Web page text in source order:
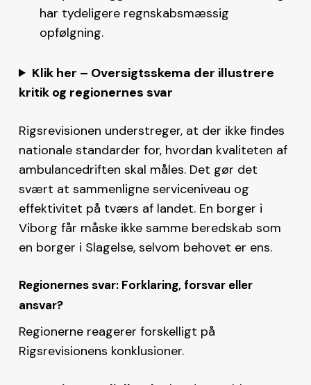
har tydeligere regnskabsmæssig
opfølgning.
Klik her – Oversigtsskema der illustrere
kritik og regionernes svar
Rigsrevisionen understreger, at der ikke findes
nationale standarder for, hvordan kvaliteten af
ambulancedriften skal måles. Det gør det
svært at sammenligne serviceniveau og
effektivitet på tværs af landet. En borger i
Viborg får måske ikke samme beredskab som
en borger i Slagelse, selvom behovet er ens.
Regionernes svar: Forklaring, forsvar eller
ansvar?
Regionerne reagerer forskelligt på
Rigsrevisionens konklusioner.